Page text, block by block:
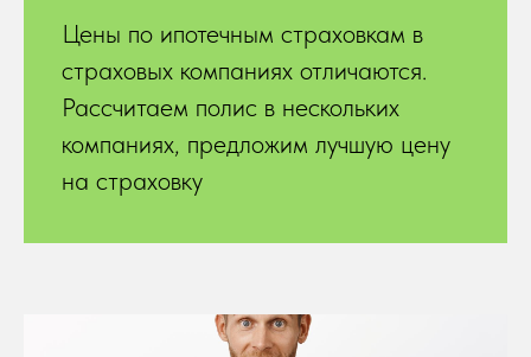
Цены по ипотечным страховкам в
страховых компаниях отличаются.
Рассчитаем полис в нескольких
компаниях, предложим лучшую цену
на страховку